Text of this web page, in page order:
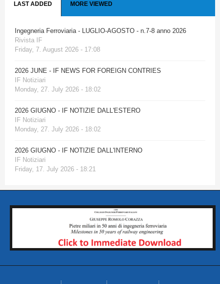
LAST ADDED MORE VIEWED
Ingegneria Ferroviaria - LUGLIO-AGOSTO - n.7-8 anno 2026
Rivista IF
Friday, 7. August 2026 - 17:08
2026 JUNE - IF NEWS FOR FOREIGN CONTRIES
IF Notiziari
Monday, 27. July 2026 - 18:02
2026 GIUGNO - IF NOTIZIE DALL'ESTERO
IF Notiziari
Monday, 27. July 2026 - 18:02
2026 GIUGNO - IF NOTIZIE DALL'INTERNO
IF Notiziari
Friday, 17. July 2026 - 18:21